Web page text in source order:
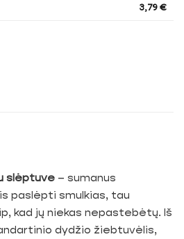
3,79€
slėptuve – sumanus
paslėpti smulkias, tau
kad jų niekas nepastebėtų. Iš
dydžio žiebtuvėlis,